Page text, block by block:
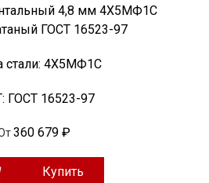
4,8 мм 4Х5МФ1С
ГОСТ 16523-97
стали: 4Х5МФ1С
ГОСТ 16523-97
360 679 ₽
Купить